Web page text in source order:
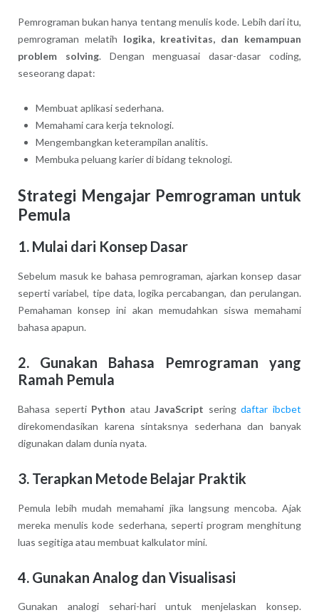
Pemrograman bukan hanya tentang menulis kode. Lebih dari itu,
pemrograman melatih logika, kreativitas, dan kemampuan
problem solving. Dengan menguasai dasar-dasar coding,
seseorang dapat:
Membuat aplikasi sederhana.
Memahami cara kerja teknologi.
Mengembangkan keterampilan analitis.
Membuka peluang karier di bidang teknologi.
Strategi Mengajar Pemrograman untuk
Pemula
1. Mulai dari Konsep Dasar
Sebelum masuk ke bahasa pemrograman, ajarkan konsep dasar
seperti variabel, tipe data, logika percabangan, dan perulangan.
Pemahaman konsep ini akan memudahkan siswa memahami
bahasa apapun.
2. Gunakan Bahasa Pemrograman yang
Ramah Pemula
Bahasa seperti Python atauJavaScript seringdaftar ibcbet
direkomendasikan karena sintaksnya sederhana dan banyak
digunakan dalam dunia nyata.
3. Terapkan Metode Belajar Praktik
Pemula lebih mudah memahami jika langsung mencoba. Ajak
mereka menulis kode sederhana, seperti program menghitung
luas segitiga atau membuat kalkulator mini.
4. Gunakan Analog dan Visualisasi
Gunakan analogi sehari-hari untuk menjelaskan konsep.